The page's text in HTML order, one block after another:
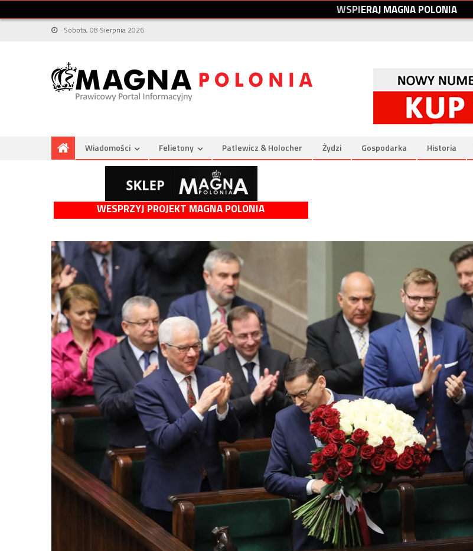
WSPIERAJMAGNAPOLONIA
Sobota, 08 Sierpnia 2026
Wiadomości Felietony Patlewicz & Holocher Żydzi Gospodarka Historia
WESPRZYJ PROJEKT MAGNA POLONIA